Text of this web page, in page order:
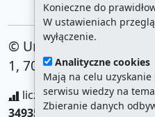
Konieczne do
W ustawieniach
wyłączenie.
Analityczne cookies
Mają na celu
serwisu wiedzy na
Zbieranie danych
© Urząd Miasta
1, 70-456 Szczecin
liczba wyświetleń:
34935 /najczęściej